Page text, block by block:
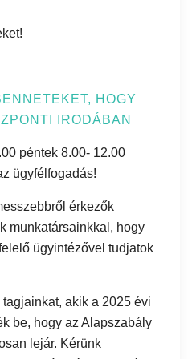
HOGY
IRODÁBAN
péntek 8.00- 12.00
ügyfélfogadás!
érkezők
munkatársainkkal, hogy
ügyintézővel tudjatok
akik a 2025 évi
be, hogy az Alapszabály
lejár. Kérünk